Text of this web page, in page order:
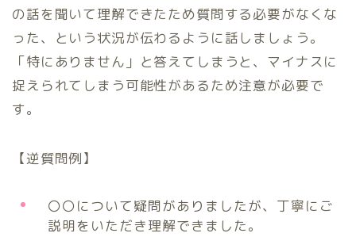
の話を聞いて理解できたため質問する必要がなくな
った、という状況が伝わるように話しましょう。
「特にありません」と答えてしまうと、マイナスに
捉えられてしまう可能性があるため注意が必要で
す。
【逆質問例】
〇〇について疑問がありましたが、丁寧にご
説明をいただき理解できました。